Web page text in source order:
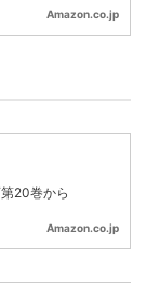
Amazon.co.jp
20巻から
Amazon.co.jp